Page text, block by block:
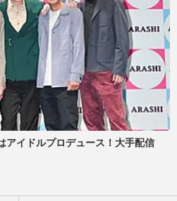
アイドルプロデュース！大手配信